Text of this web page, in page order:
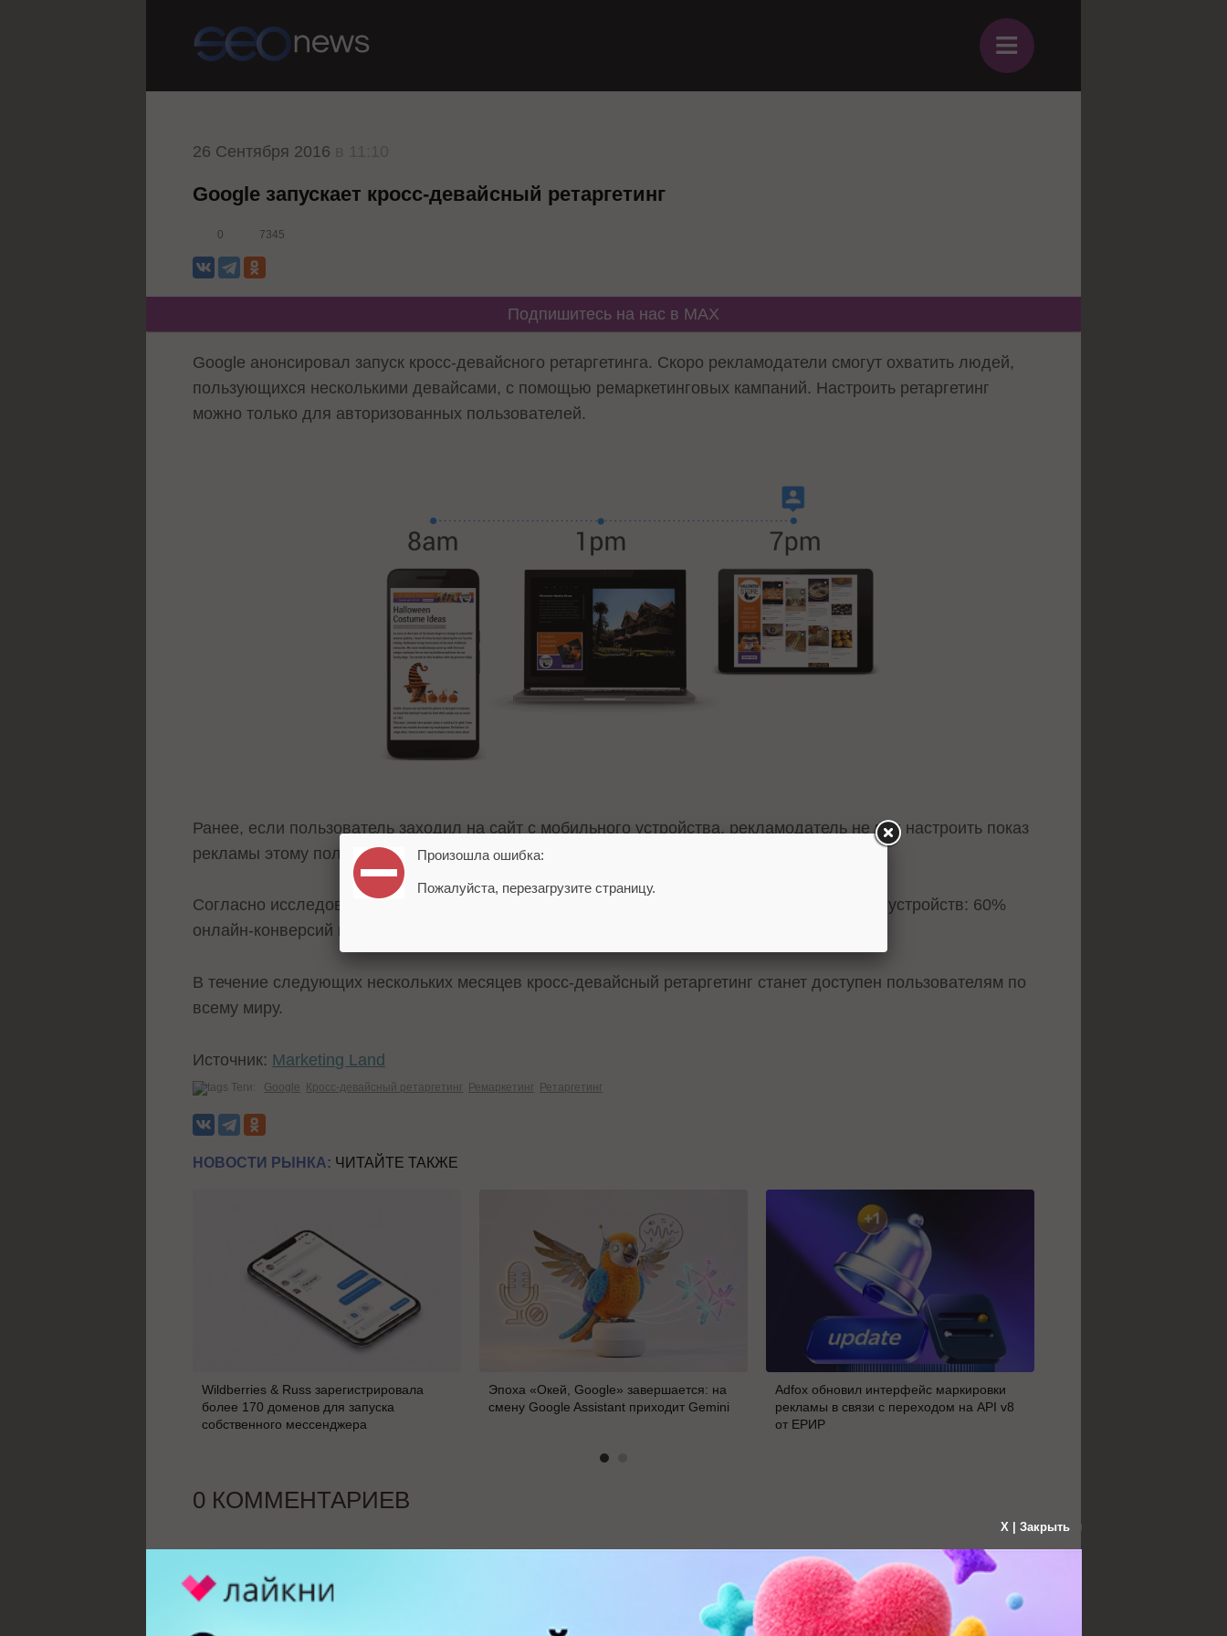
≡
26 Сентября 2016
Google запускает кросс-девайсный ретаргетинг
0 7345
Подпишитесь на нас в MAX
Google анонсировал запуск кросс-девайсного ретаргетинга. Скоро рекламодатели смогут охватить людей,
пользующихся несколькими девайсами, с помощью ремаркетинговых кампаний. Настроить ретаргетинг
можно только для авторизованных пользователей.
Ранее, если пользователь заходил на сайт с мобильного устройства, рекламодатель не мог настроить показ
рекламы этому пользователю на десктопе.
Согласно исследованию Google, в большинстве онлайн-конверсий участвуют нескольких устройств: 60%
онлайн-конверсий в США начинается на одном устройстве, а заканчивается – на другом.
В течение следующих нескольких месяцев кросс-девайсный ретаргетинг станет доступен пользователям по
всему миру.
Источник: Marketing Land
Теги: Google Кросс-девайсный ретаргетинг Ремаркетинг Ретаргетинг
НОВОСТИ РЫНКА: ЧИТАЙТЕ ТАКЖЕ
Wildberries & Russ зарегистрировала
более 170 доменов для запуска
собственного мессенджера
Эпоха «Окей, Google» завершается: на
смену Google Assistant приходит Gemini
Adfox обновил интерфейс маркировки
рекламы в связи с переходом на API v8
от ЕРИР
0 КОММЕНТАРИЕВ
X | Закрыть
Произошла ошибка:
Пожалуйста, перезагрузите страницу.